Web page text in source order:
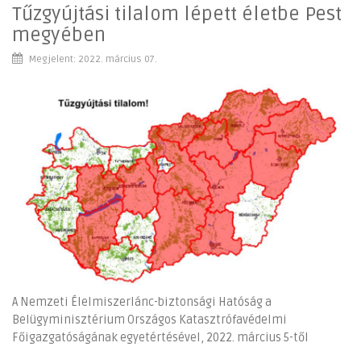
Tűzgyújtási tilalom lépett életbe Pest
megyében
Megjelent: 2022. március 07.
A Nemzeti Élelmiszerlánc-biztonsági Hatóság a
Belügyminisztérium Országos Katasztrófavédelmi
Főigazgatóságának egyetértésével, 2022. március 5-től